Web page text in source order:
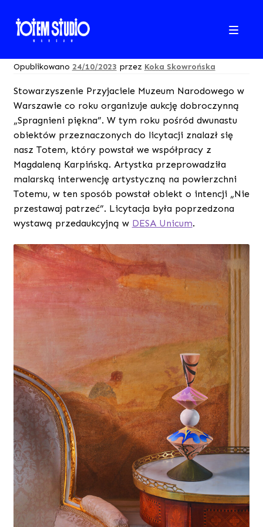
Przejdź
do
Przejdź
do
BLOG
CONTACT
Opublikowano 24/10/2023 przez Koka Skowrońska
Stowarzyszenie Przyjaciele Muzeum Narodowego w
Warszawie co roku organizuje aukcję dobroczynną
„Spragnieni piękna”. W tym roku pośród dwunastu
obiektów przeznaczonych do licytacji znalazł się
nasz Totem, który powstał we współpracy z
Magdaleną Karpińską. Artystka przeprowadziła
malarską interwencję artystyczną na powierzchni
Totemu, w ten sposób powstał obiekt o intencji „Nie
przestawaj patrzeć”. Licytacja była poprzedzona
wystawą przedaukcyjną w DESA Unicum.